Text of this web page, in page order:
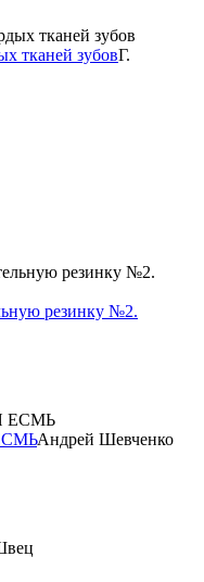
тканей зубовГ.
резинку №2.
Андрей Шевченко